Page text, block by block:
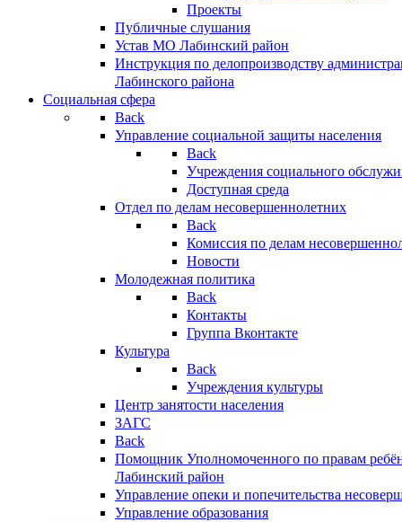
Проекты
Публичные слушания
Устав МО Лабинский район
Инструкция по делопроизводству
Лабинского района
Социальная сфера
Back
Управление социальной защиты населения
Back
Учреждения социального
Доступная среда
Отдел по делам несовершеннолетних
Back
Комиссия по делам
Новости
Молодежная политика
Back
Контакты
Группа Вконтакте
Культура
Back
Учреждения культуры
Центр занятости населения
ЗАГС
Back
Помощник Уполномоченного по правам
Лабинский район
Управление опеки и попечительства
Управление образования